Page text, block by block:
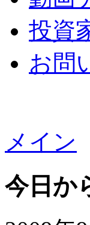
投資
お問
メイン
今日か